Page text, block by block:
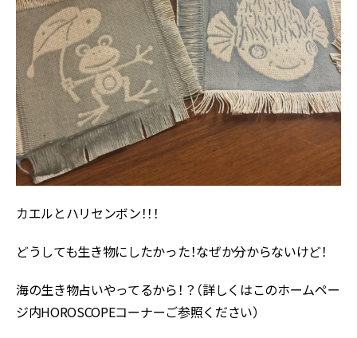
カエルとハリセンボン！！！
どうしても生き物にしたかった！なぜか分からないけど！
海の生き物占いやってるから！？（詳しくはこのホームペー
ジ内HOROSCOPEコーナーご参照ください）